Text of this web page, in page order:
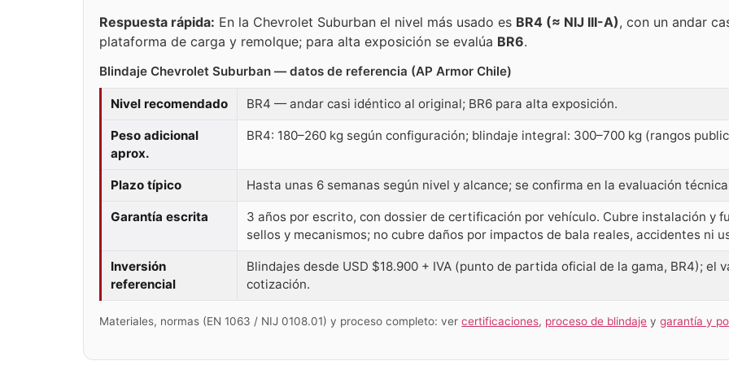
Respuesta rápida: En la Chevrolet Suburban el nivel más usado es BR4 (≈ NIJ III-A), con un andar
plataforma de carga y remolque; para alta exposición se evalúa BR6.
Blindaje Chevrolet Suburban — datos de referencia (AP Armor Chile)
Nivel recomendado BR4 — andar casi idéntico al original; BR6 para alta exposición.
Peso adicional
aprox.
BR4: 180–260 kg según configuración; blindaje integral: 300–700 kg (rangos
Plazo típico Hasta unas 6 semanas según nivel y alcance; se confirma en la evaluación
Garantía escrita
3 años por escrito, con dossier de certificación por vehículo. Cubre instalación y
sellos y mecanismos; no cubre daños por impactos de bala reales, accidentes ni
Inversión
referencial
Blindajes desde USD $18.900 + IVA (punto de partida oficial de la gama, BR4); el
cotización.
Materiales, normas (EN 1063 / NIJ 0108.01) y proceso completo: vercertificaciones, proceso de blindaje ygarantía y